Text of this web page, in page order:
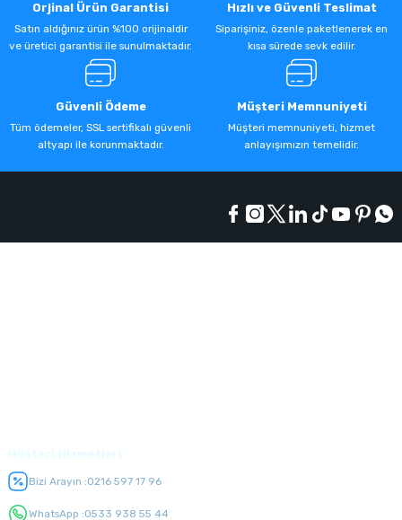
Orjinal Ürün Garantisi
Satın aldığınız ürün %100 orijinaldir
ve üretici garantisi ile sunulmaktadır.
Hızlı ve Güvenli Teslimat
Siparişiniz, özenle paketlenerek en
kısa sürede sevk edilir.
Güvenli Ödeme
Tüm ödemeler, SSL sertifikalı güvenli
altyapı ile korunmaktadır.
Müşteri Memnuniyeti
Müşteri memnuniyeti, hizmet
anlayışımızın temelidir.
Bizi Arayın :0216 597 17 96
WhatsApp :0533 938 55 44